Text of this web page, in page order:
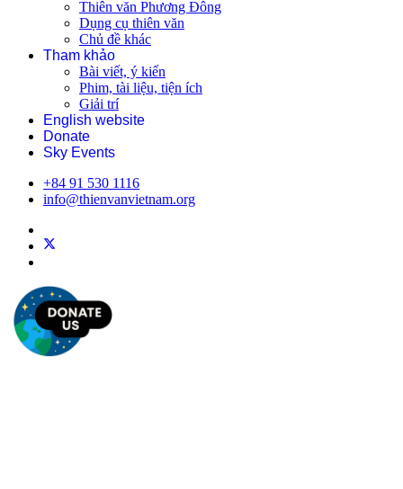
Thiên văn Phương Đông
Dụng cụ thiên văn
Chủ đề khác
Tham khảo
Bài viết, ý kiến
Phim, tài liệu, tiện ích
Giải trí
English website
Donate
Sky Events
+84 91 530 1116
info@thienvanvietnam.org